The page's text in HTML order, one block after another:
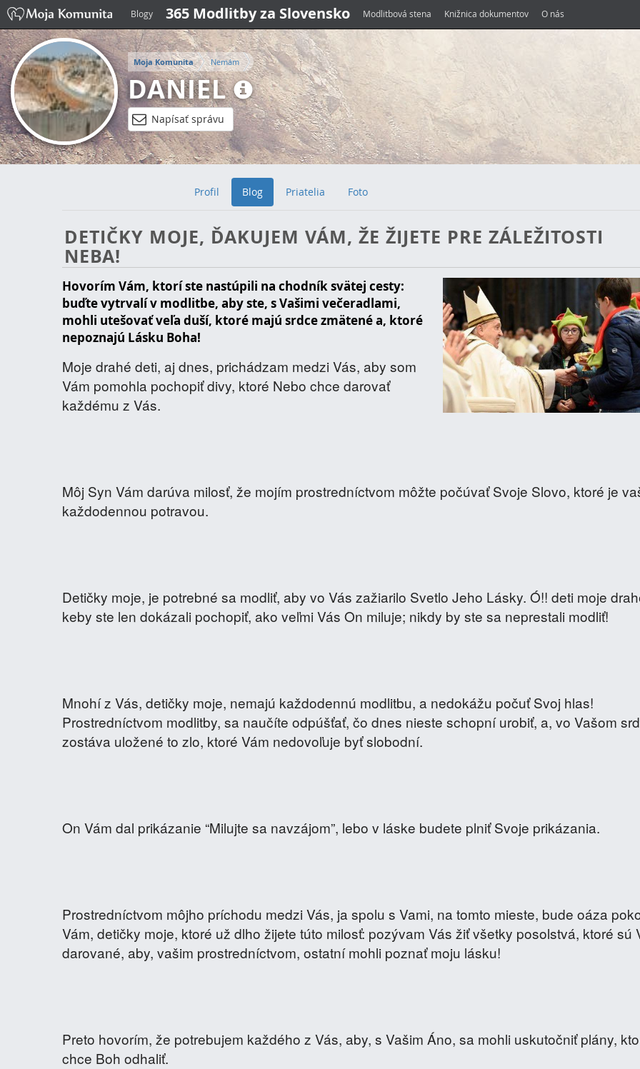
Blogy 365 Modlitby za Slovensko Modlitbová stena Knižnica dokumentov O nás
Moja Komunita Nemám
DANIEL
Napísať správu
Profil Blog Priatelia Foto
DETIČKY MOJE, ĎAKUJEM VÁM, ŽE ŽIJETE PRE ZÁLEŽITOSTI
NEBA!
Hovorím Vám, ktorí ste nastúpili na chodník svätej cesty:
buďte vytrvalí v modlitbe, aby ste, s Vašimi večeradlami,
mohli utešovať veľa duší, ktoré majú srdce zmätené a, ktoré
nepoznajú Lásku Boha!
Moje drahé deti, aj dnes, prichádzam medzi Vás, aby som
Vám pomohla pochopiť divy, ktoré Nebo chce darovať
každému z Vás.
Môj Syn Vám darúva milosť, že mojím prostredníctvom môžte počúvať Svoje Slovo, ktoré je
každodennou potravou.
Detičky moje, je potrebné sa modliť, aby vo Vás zažiarilo Svetlo Jeho Lásky. Ó!! deti moje
keby ste len dokázali pochopiť, ako veľmi Vás On miluje; nikdy by ste sa neprestali modliť!
Mnohí z Vás, detičky moje, nemajú každodennú modlitbu, a nedokážu počuť Svoj hlas!
Prostredníctvom modlitby, sa naučíte odpúšťať, čo dnes nieste schopní urobiť, a, vo Vašom
zostáva uložené to zlo, ktoré Vám nedovoľuje byť slobodní.
On Vám dal prikázanie “Milujte sa navzájom”, lebo v láske budete plniť Svoje prikázania.
Prostredníctvom môjho príchodu medzi Vás, ja spolu s Vami, na tomto mieste, bude oáza
Vám, detičky moje, ktoré už dlho žijete túto milosť: pozývam Vás žiť všetky posolstvá, ktoré sú
darované, aby, vašim prostredníctvom, ostatní mohli poznať moju lásku!
Preto hovorím, že potrebujem každého z Vás, aby, s Vašim Áno, sa mohli uskutočniť plány,
chce Boh odhaliť.